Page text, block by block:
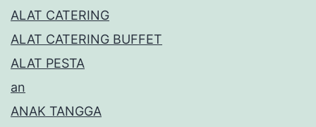
ALAT CATERING
ALAT CATERING BUFFET
ALAT PESTA
an
ANAK TANGGA